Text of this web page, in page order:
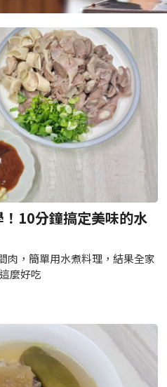
！10分鐘搞定美味的水
肉，簡單用水煮料理，結果全家
麼好吃
頁
面
頁
面 面